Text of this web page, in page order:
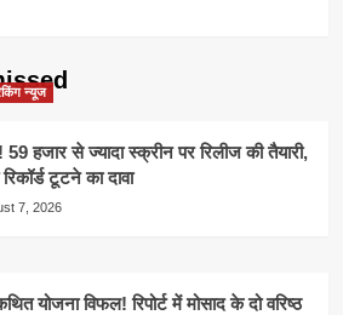
न्यूज
59 हजार से ज्यादा स्क्रीन पर रिलीज की तैयारी,
टूटने का दावा
7, 2026
योजना विफल! रिपोर्ट में मोसाद के दो वरिष्ठ